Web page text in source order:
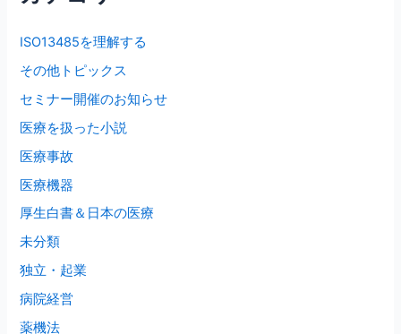
ISO13485を理解する
その他トピックス
セミナー開催のお知らせ
医療を扱った小説
医療事故
医療機器
厚生白書＆日本の医療
未分類
独立・起業
病院経営
薬機法